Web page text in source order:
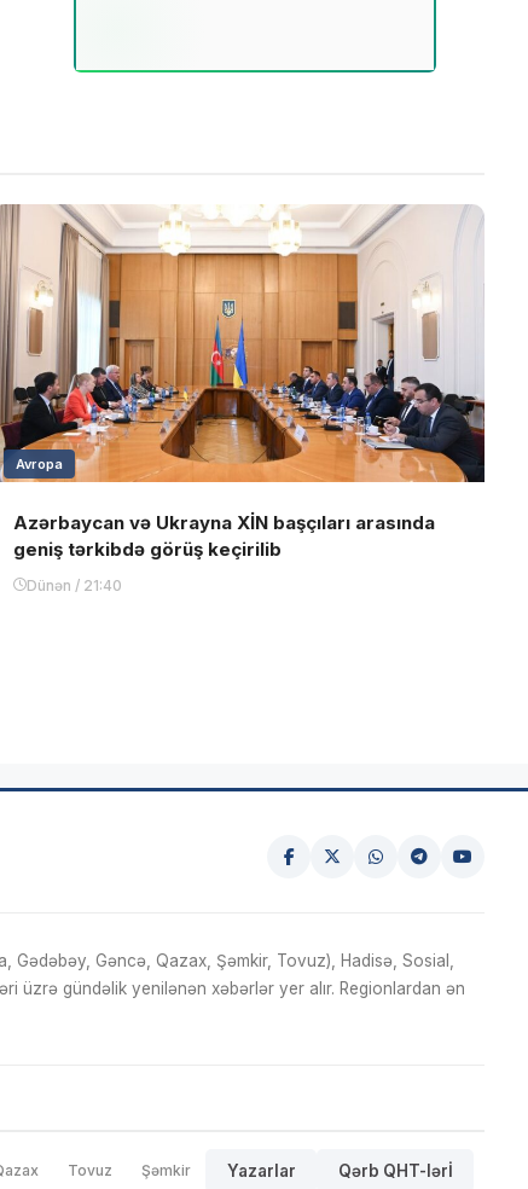
Avropa
Azərbaycan və Ukrayna XİN başçıları arasında
geniş tərkibdə görüş keçirilib
Dünən / 21:40
Gədəbəy, Gəncə, Qazax, Şəmkir, Tovuz), Hadisə, Sosial,
üzrə gündəlik yenilənən xəbərlər yer alır. Regionlardan ən
Tovuz Şəmkir Yazarlar Qərb QHT-lərİ